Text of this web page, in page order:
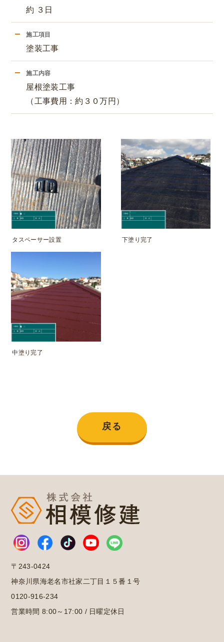
約 ３日
施工項目
塗装工事
施工内容
屋根塗装工事
（工事費用：約３０万円）
タスペーサー設置 下塗り完了
中塗り完了
戻る
〒243-0424
神奈川県海老名市社家二丁目１５番１号
0120-916-234
営業時間 8:00～17:00 / 日曜定休日